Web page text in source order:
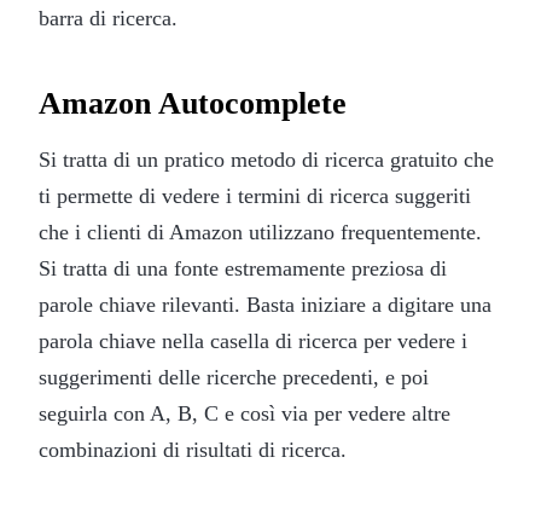
barra di ricerca.
Amazon Autocomplete
Si tratta di un pratico metodo di ricerca gratuito che
ti permette di vedere i termini di ricerca suggeriti
che i clienti di Amazon utilizzano frequentemente.
Si tratta di una fonte estremamente preziosa di
parole chiave rilevanti. Basta iniziare a digitare una
parola chiave nella casella di ricerca per vedere i
suggerimenti delle ricerche precedenti, e poi
seguirla con A, B, C e così via per vedere altre
combinazioni di risultati di ricerca.